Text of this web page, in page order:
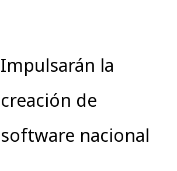
Impulsarán la
creación de
software nacional